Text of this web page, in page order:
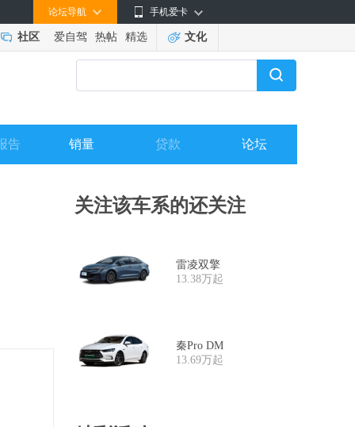
手机爱卡
论坛导航
社区 爱自驾 热帖 精选 文化
告 销量 贷款 论坛
关注该车系的还关注
雷凌双擎
13.38万起
秦Pro DM
13.69万起